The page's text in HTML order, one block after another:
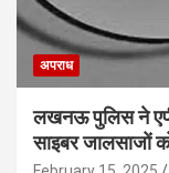
अपराध
लखनऊ पुलिस ने
साइबर जालसाजों